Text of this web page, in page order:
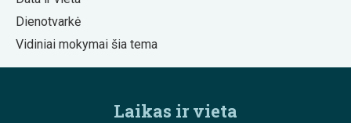
Dienotvarkė
Vidiniai mokymai šia tema
Laikas ir vieta